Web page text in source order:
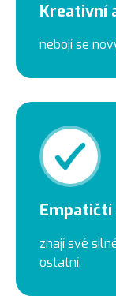
Kreativní
nebojí se
Empatičtí
znají své
ostatní.